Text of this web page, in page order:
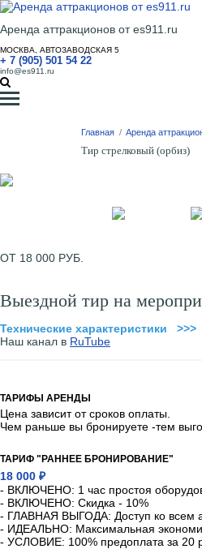
Аренда аттракционов от es911.ru
МОСКВА, АВТОЗАВОДСКАЯ 5
+ 7 (905) 501 54 22
info@es911.ru
Главная / Аренда
Тир стрелковый (орбиз)
ОТ 18 000 РУБ.
Выездной тир на
Технические характеристики >>>
Наш канал в RuTube
ТАРИФЫ АРЕНДЫ
Цена зависит от сроков оплаты.
Чем раньше вы бронируете -тем
ТАРИФ "РАННЕЕ БРОНИРОВАНИЕ"
18 000 ₽
- ВКЛЮЧЕНО: 1 час простоя
- ВКЛЮЧЕНО: Скидка - 10%
- ГЛАВНАЯ ВЫГОДА: Доступ ко всем
- ИДЕАЛЬНО: Максимальная
- УСЛОВИЕ: 100% предоплата за 20